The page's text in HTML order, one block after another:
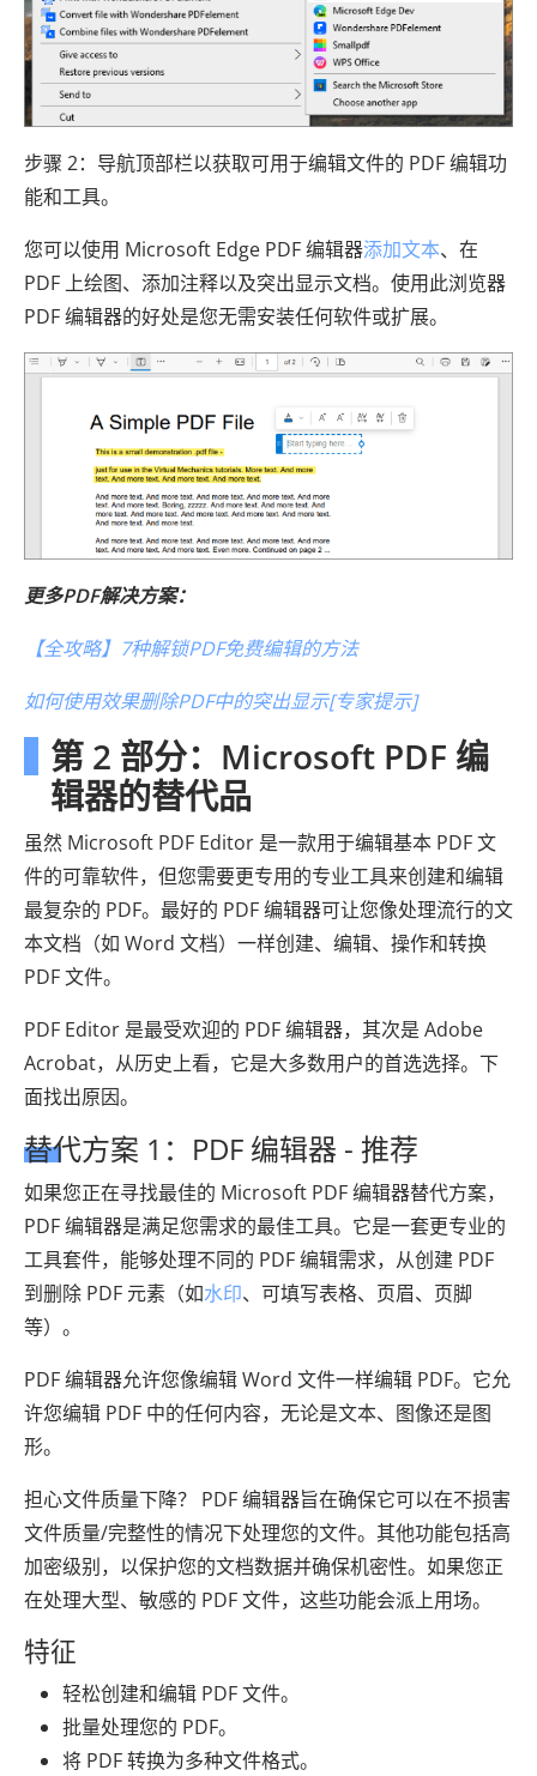
步骤 2：导航顶部栏以获取可用于编辑文件的 PDF 编辑功
能和工具。
您可以使用 Microsoft Edge PDF 编辑器添加文本、在
PDF 上绘图、添加注释以及突出显示文档。使用此浏览器
PDF 编辑器的好处是您无需安装任何软件或扩展。
更多PDF解决方案：
【全攻略】7种解锁PDF免费编辑的方法
如何使用效果删除PDF中的突出显示[专家提示]
第 2 部分：Microsoft PDF 编
辑器的替代品
虽然 Microsoft PDF Editor 是一款用于编辑基本 PDF 文
件的可靠软件，但您需要更专用的专业工具来创建和编辑
最复杂的 PDF。最好的 PDF 编辑器可让您像处理流行的文
本文档（如 Word 文档）一样创建、编辑、操作和转换
PDF 文件。
PDF Editor 是最受欢迎的 PDF 编辑器，其次是 Adob​​e
Acrobat，从历史上看，它是大多数用户的首选选择。下
面找出原因。
替代方案 1：PDF 编辑器 - 推荐
如果您正在寻找最佳的 Microsoft PDF 编辑器替代方案，
PDF 编辑器是满足您需求的最佳工具。它是一套更专业的
工具套件，能够处理不同的 PDF 编辑需求，从创建 PDF
到删除 PDF 元素（如水印、可填写表格、页眉、页脚
等）。
PDF 编辑器允许您像编辑 Word 文件一样编辑 PDF。它允
许您编辑 PDF 中的任何内容，无论是文本、图像还是图
形。
担心文件质量下降？ PDF 编辑器旨在确保它可以在不损害
文件质量/完整性的情况下处理您的文件。其他功能包括高
加密级别，以保护您的文档数据并确保机密性。如果您正
在处理大型、敏感的 PDF 文件，这些功能会派上用场。
特征
轻松创建和编辑 PDF 文件。
批量处理您的 PDF。
将 PDF 转换为多种文件格式。